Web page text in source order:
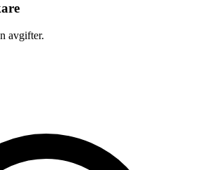
avgifter.